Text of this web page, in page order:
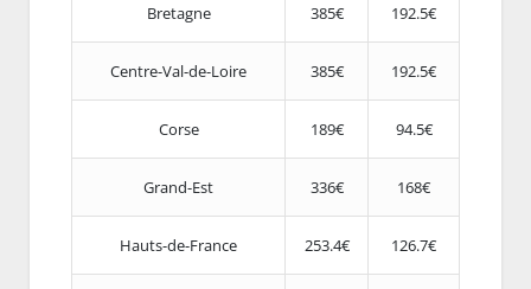
Bretagne 385€ 192.5€
Centre-Val-de-Loire 385€ 192.5€
Corse 189€ 94.5€
Grand-Est 336€ 168€
Hauts-de-France 253.4€ 126.7€